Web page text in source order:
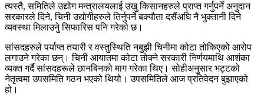
त्यस्तै, समितिले उद्योग मन्त्रालयलाई उखु किसानहरुले प्राप्त गर्नुपर्ने अनुदान
सरकारले दिने, चिनी उद्योगीहरुले तिर्नुपर्ने बक्यौता दसैंअघि नै भुक्तानी दिने
व्यवस्था मिलाउनेु सिफारिस पनि गरेको छ।
सांसदहरुले पर्याप्त तयारी र वस्तुस्थिति नबुझी चिनीमा कोटा तोकिएको आरोप
लगाउने गरेका छन्। चिनी आयातमा कोटा तोक्ने सरकारी निर्णयमाथि आशंका
व्यक्त गर्दै सांसदहरूले छानबिनको माग गरेका थिए। सोहीअनुसार भट्टको
नेतृत्वमा उपसमिति गठन भएको थियो। उपसमितिले आज प्रतिवेदन बुझाएको
हो।